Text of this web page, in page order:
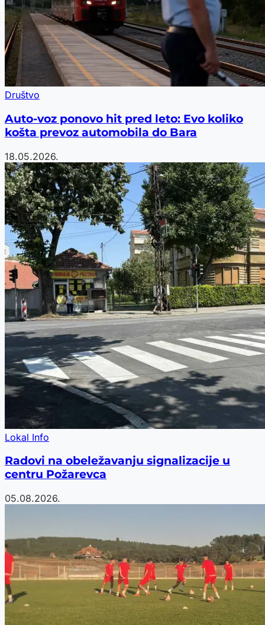
Društvo
Auto-voz ponovo hit pred leto: Evo koliko
košta prevoz automobila do Bara
18.05.2026.
Lokal Info
Radovi na obeležavanju signalizacije u
centru Požarevca
05.08.2026.